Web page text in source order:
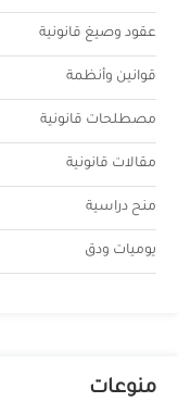
عقود وصيغ قانونية
قوانين وأنظمة
مصطلحات قانونية
مقالات قانونية
منح دراسية
يوميات ودق
منوعات